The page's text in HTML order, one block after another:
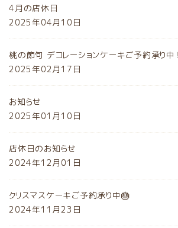
4月の店休日
2025年04月10日
桃の節句 デコレーションケーキご予約承り中！
2025年02月17日
お知らせ
2025年01月10日
店休日のお知らせ
2024年12月01日
クリスマスケーキご予約承り中🎂
2024年11月23日